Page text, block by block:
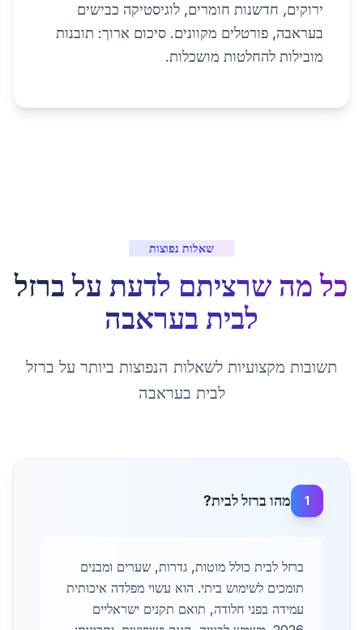
ירוקים, חדשנות חומרים, לוגיסטיקה כבישים
בעראבה, פורטלים מקוונים. סיכום ארוך: תובנות
מובילות להחלטות מושכלות.
שאלות נפוצות
כל מה שרציתם לדעת על ברזל
לבית בעראבה
תשובות מקצועיות לשאלות הנפוצות ביותר על ברזל
לבית בעראבה
1 מהו ברזל לבית?
ברזל לבית כולל מוטות, גדרות, שערים ומבנים
תומכים לשימוש ביתי. הוא עשוי מפלדה איכותית
עמידה בפני חלודה, תואם תקנים ישראליים